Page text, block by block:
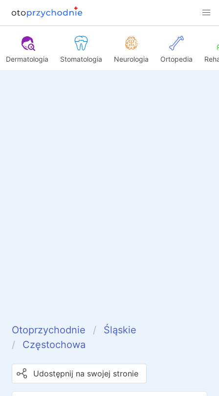
Dermatologia Stomatologia Neurologia Ortopedia
Otoprzychodnie
Śląskie
Częstochowa
Udostępnij na swojej stronie